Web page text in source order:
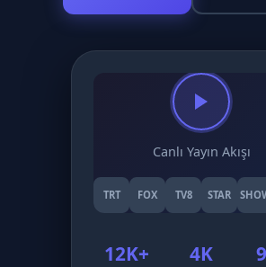
Canlı Yayın Akışı
TRT FOX TV8 STAR
12K+ 4K